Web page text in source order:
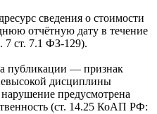
сведения о стоимости
отчётную дату в течение
7 ст. 7.1 ФЗ-129).
публикации — признак
дисциплины
предусмотрена
(ст. 14.25 КоАП РФ: